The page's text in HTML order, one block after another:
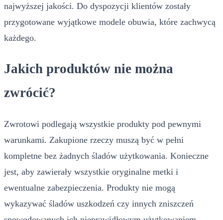
najwyższej jakości. Do dyspozycji klientów zostały
przygotowane wyjątkowe modele obuwia, które zachwycą
każdego.
Jakich produktów nie można
zwrócić?
Zwrotowi podlegają wszystkie produkty pod pewnymi
warunkami. Zakupione rzeczy muszą być w pełni
kompletne bez żadnych śladów użytkowania. Konieczne
jest, aby zawierały wszystkie oryginalne metki i
ewentualne zabezpieczenia. Produkty nie mogą
wykazywać śladów uszkodzeń czy innych zniszczeń